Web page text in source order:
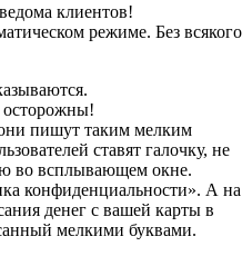
клиентов!
режиме. Без всякого
осторожны!
пишут таким мелким
ставят галочку, не
во всплывающем окне.
конфиденциальности». А на
денег с вашей карты в
мелкими буквами.